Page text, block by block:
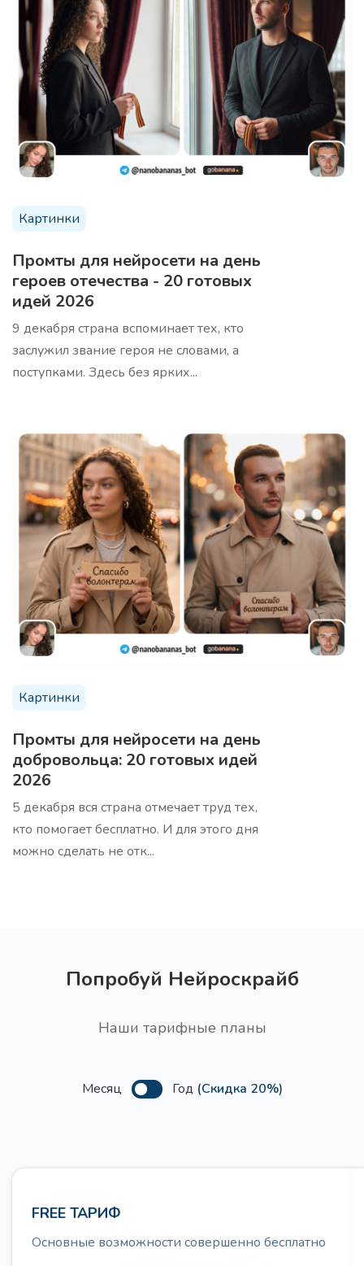
Картинки
Промты для нейросети на день
героев отечества - 20 готовых
идей 2026
9 декабря страна вспоминает тех, кто
заслужил звание героя не словами, а
поступками. Здесь без ярких...
Картинки
Промты для нейросети на день
добровольца: 20 готовых идей
2026
5 декабря вся страна отмечает труд тех,
кто помогает бесплатно. И для этого дня
можно сделать не отк...
Попробуй Нейроскрайб
Наши тарифные планы
Месяц Год (Скидка 20%)
FREE ТАРИФ
Основные возможности совершенно бесплатно